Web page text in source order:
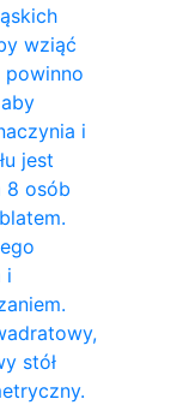
wziąć
powinno
i
jest
8 osób
i
stół